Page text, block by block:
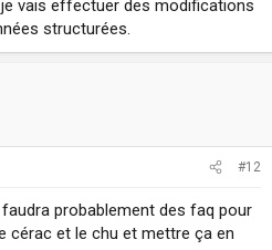
vais effectuer des modifications
structurées.
#12
probablement des faq pour
cérac et le chu et mettre ça en